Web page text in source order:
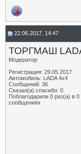
22.06.2017, 14:47
ТОРГМАШ
Модератор
Регистрация: 29.05.2017
Автомобиль: LADA 4x4
Сообщений: 36
Сказал(а) спасибо: 0
Поблагодарили 0 раз(а) в 0
сообщениях